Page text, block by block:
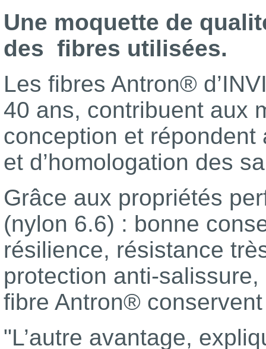
Une moquette de
des fibres utilisées.
Les fibres Antron®
40 ans, contribuent aux
conception et
et d’homologation des
Grâce aux propriétés
(nylon 6.6) : bonne
résilience, résistance
protection anti-
fibre Antron®
"L’autre avantage,